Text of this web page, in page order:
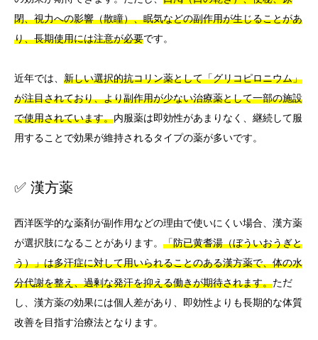
閉、視力への影響（散瞳）、眠気などの副作用が生じることがあ
り、長期使用には注意が必要です。
近年では、 新しい選択的抗コリン薬として「グリコピロニウム」
が注目されており、より副作用が少ない治療薬として一部の施設
で使用されています。内服薬は即効性があまりなく、継続して服
用することで効果が維持されるタイプの薬が多いです。
✅ 漢方薬
西洋医学的な薬剤が副作用などの理由で使いにくい場合、漢方薬
が選択肢になることがあります。 「防已黄耆湯（ぼういおうぎと
う）」は多汗症に対して用いられることのある漢方薬で、体の水
分代謝を整え、過剰な発汗を抑える働きが期待されます。ただ
し、漢方薬の効果には個人差があり、即効性よりも長期的な体質
改善を目指す治療法となります。